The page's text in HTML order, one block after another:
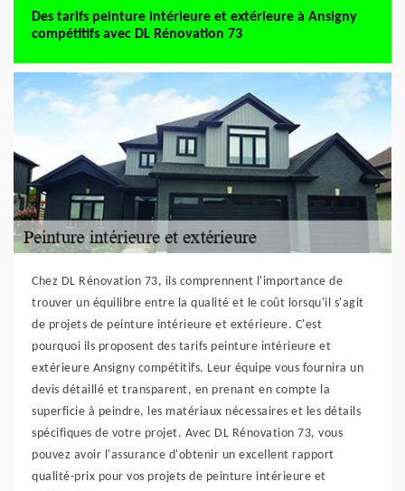
Des tarifs peinture intérieure et extérieure à Ansigny
compétitifs avec DL Rénovation 73
Chez DL Rénovation 73, ils comprennent l'importance de
trouver un équilibre entre la qualité et le coût lorsqu'il s'agit
de projets de peinture intérieure et extérieure. C'est
pourquoi ils proposent des tarifs peinture intérieure et
extérieure Ansigny compétitifs. Leur équipe vous fournira un
devis détaillé et transparent, en prenant en compte la
superficie à peindre, les matériaux nécessaires et les détails
spécifiques de votre projet. Avec DL Rénovation 73, vous
pouvez avoir l'assurance d'obtenir un excellent rapport
qualité-prix pour vos projets de peinture intérieure et